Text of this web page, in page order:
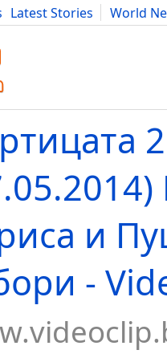
Latest Stories
World
Advice Science
2
и
-